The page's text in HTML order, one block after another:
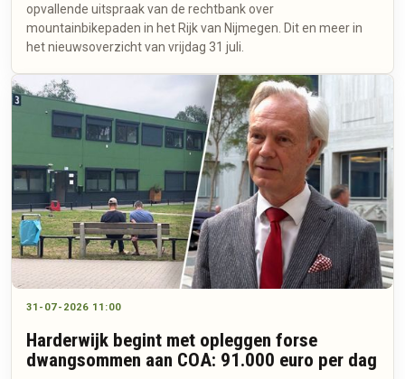
opvallende uitspraak van de rechtbank over
mountainbikepaden in het Rijk van Nijmegen. Dit en meer in
het nieuwsoverzicht van vrijdag 31 juli.
31-07-2026 11:00
Harderwijk begint met opleggen forse
dwangsommen aan COA: 91.000 euro per dag